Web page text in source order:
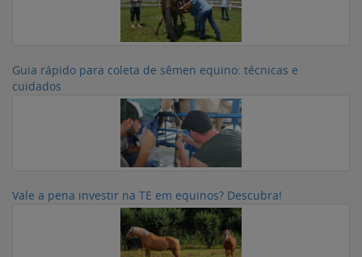
Guia rápido para coleta de sêmen equino: técnicas e
cuidados
Vale a pena investir na TE em equinos? Descubra!